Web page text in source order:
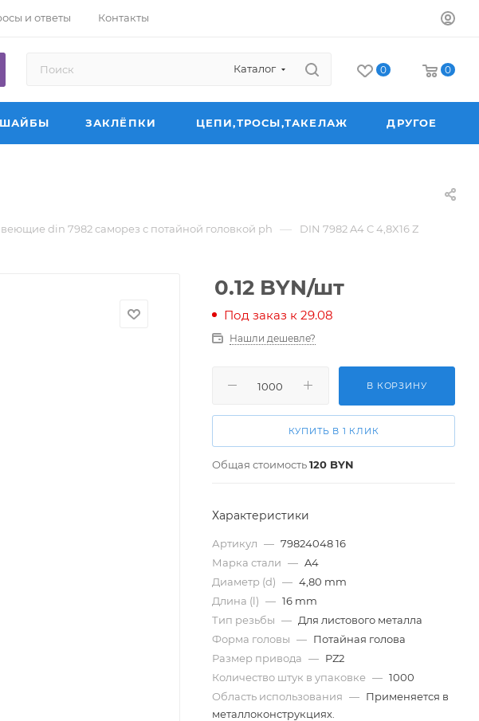
и ответы Контакты
Каталог 0 0
ШАЙБЫ ЗАКЛЁПКИ ЦЕПИ,ТРОСЫ,ТАКЕЛАЖ ДРУГОЕ
din 7982 саморез с потайной головкой ph — DIN 7982 A4 C 4,8X16 Z
0.12 BYN/шт
Под заказ к 29.08
Нашли дешевле?
В КОРЗИНУ
КУПИТЬ В 1 КЛИК
Общая стоимость120 BYN
Характеристики
Артикул — 79824048 16
Марка стали — A4
Диаметр (d) — 4,80 mm
Длина (l) — 16 mm
Тип резьбы — Для листового металла
Форма головы — Потайная голова
Размер привода — PZ2
Количество штук в упаковке — 1000
Область использования — Применяется в
металлоконструкциях.